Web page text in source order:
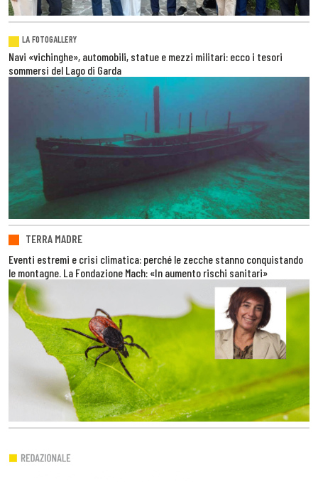
LA FOTOGALLERY
Navi «vichinghe», automobili, statue e mezzi militari: ecco i tesori
sommersi del Lago di Garda
TERRA MADRE
Eventi estremi e crisi climatica: perché le zecche stanno conquistando
le montagne. La Fondazione Mach: «In aumento rischi sanitari»